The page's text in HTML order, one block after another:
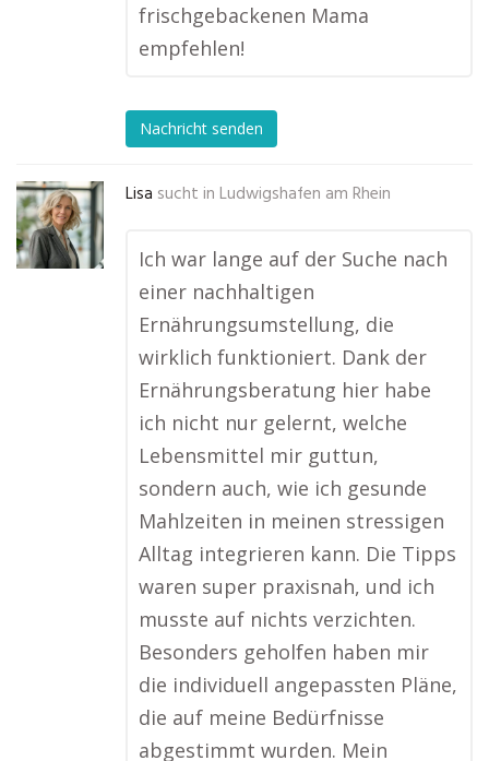
frischgebackenen Mama
empfehlen!
Nachricht senden
Lisa sucht in Ludwigshafen am Rhein
Ich war lange auf der Suche nach
einer nachhaltigen
Ernährungsumstellung, die
wirklich funktioniert. Dank der
Ernährungsberatung hier habe
ich nicht nur gelernt, welche
Lebensmittel mir guttun,
sondern auch, wie ich gesunde
Mahlzeiten in meinen stressigen
Alltag integrieren kann. Die Tipps
waren super praxisnah, und ich
musste auf nichts verzichten.
Besonders geholfen haben mir
die individuell angepassten Pläne,
die auf meine Bedürfnisse
abgestimmt wurden. Mein